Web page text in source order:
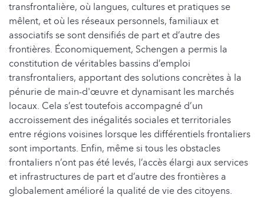
transfrontalière, où langues, cultures et pratiques se
mêlent, et où les réseaux personnels, familiaux et
associatifs se sont densifiés de part et d’autre des
frontières. Économiquement, Schengen a permis la
constitution de véritables bassins d’emploi
transfrontaliers, apportant des solutions concrètes à la
pénurie de main-d'œuvre et dynamisant les marchés
locaux. Cela s’est toutefois accompagné d’un
accroissement des inégalités sociales et territoriales
entre régions voisines lorsque les différentiels frontaliers
sont importants. Enfin, même si tous les obstacles
frontaliers n’ont pas été levés, l’accès élargi aux services
et infrastructures de part et d’autre des frontières a
globalement amélioré la qualité de vie des citoyens.